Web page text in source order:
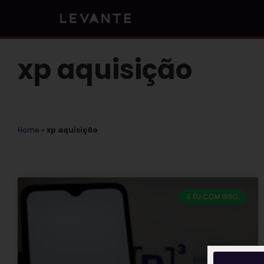
xp aquisição
Home » xp aquisição
E EU COM ISSO